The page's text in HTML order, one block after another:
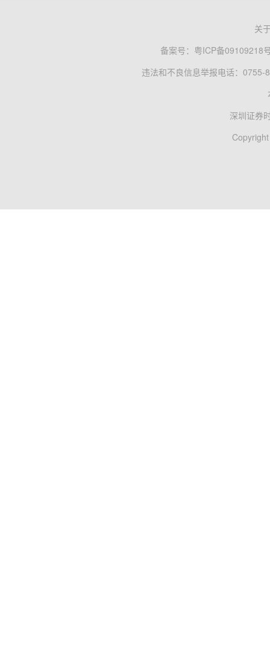
关
备案号： 粤ICP备09109218
违法和不良信息举报电话：0755-
深圳证券